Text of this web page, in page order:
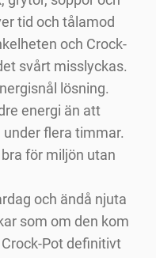
tid och tålamod
och Crock-
svårt misslyckas.
lösning.
energi än att
flera timmar.
för miljön utan
och ändå njuta
som om den kom
Pot definitivt